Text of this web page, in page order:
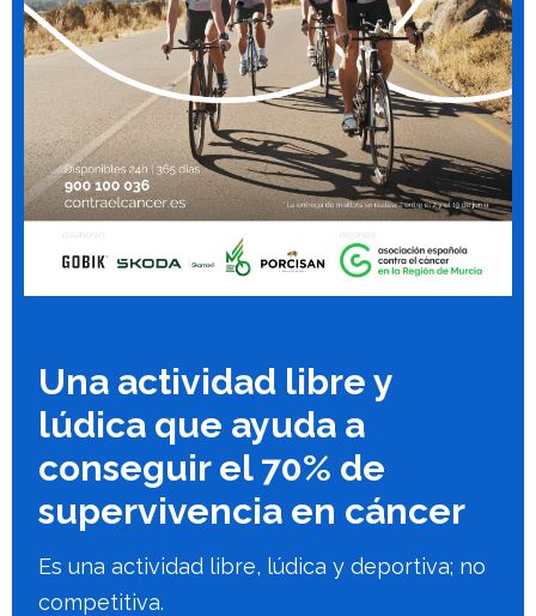
Una actividad libre y
lúdica que ayuda a
conseguir el 70% de
supervivencia en cáncer
Es una actividad libre, lúdica y deportiva; no
competitiva.